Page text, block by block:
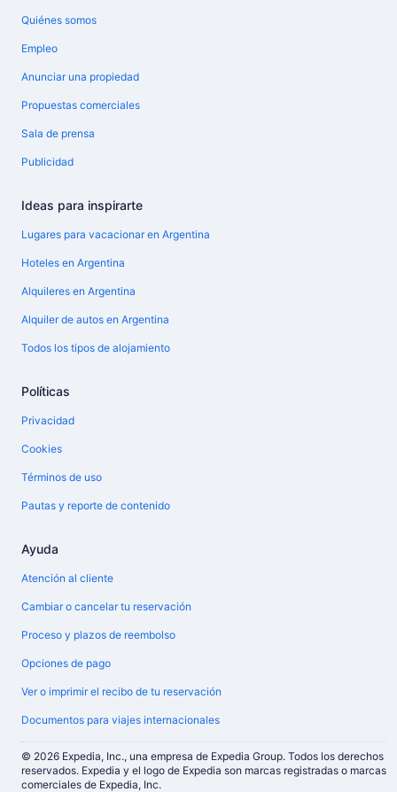
Quiénes somos
Empleo
Anunciar una propiedad
Propuestas comerciales
Sala de prensa
Publicidad
Ideas para inspirarte
Lugares para vacacionar en Argentina
Hoteles en Argentina
Alquileres en Argentina
Alquiler de autos en Argentina
Todos los tipos de alojamiento
Políticas
Privacidad
Cookies
Términos de uso
Pautas y reporte de contenido
Ayuda
Atención al cliente
Cambiar o cancelar tu reservación
Proceso y plazos de reembolso
Opciones de pago
Ver o imprimir el recibo de tu reservación
Documentos para viajes internacionales
© 2026 Expedia, Inc., una empresa de Expedia Group. Todos los derechos
reservados. Expedia y el logo de Expedia son marcas registradas o marcas
comerciales de Expedia, Inc.